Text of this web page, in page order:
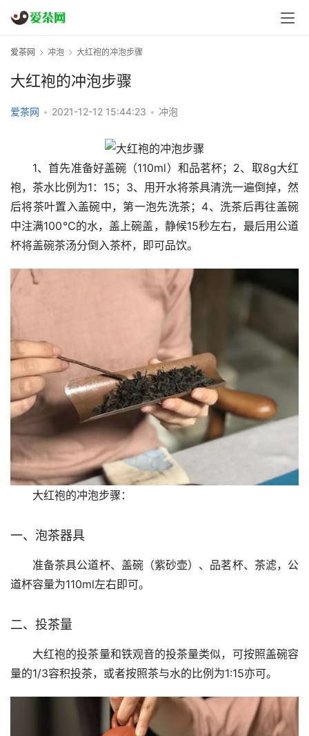
爱茶网 冲泡 大红袍的冲泡步骤
大红袍的冲泡步骤
爱茶网 • 2021-12-12 15:44:23 • 冲泡
1、首先准备好盖碗（110ml）和品茗杯；2、取8g大红
袍，茶水比例为1：15；3、用开水将茶具清洗一遍倒掉，然
后将茶叶置入盖碗中，第一泡先洗茶；4、洗茶后再往盖碗
中注满100℃的水，盖上碗盖，静候15秒左右，最后用公道
杯将盖碗茶汤分倒入茶杯，即可品饮。
大红袍的冲泡步骤：
一、泡茶器具
准备茶具公道杯、盖碗（紫砂壶）、品茗杯、茶滤，公
道杯容量为110ml左右即可。
二、投茶量
大红袍的投茶量和铁观音的投茶量类似，可按照盖碗容
量的1/3容积投茶，或者按照茶与水的比例为1:15亦可。